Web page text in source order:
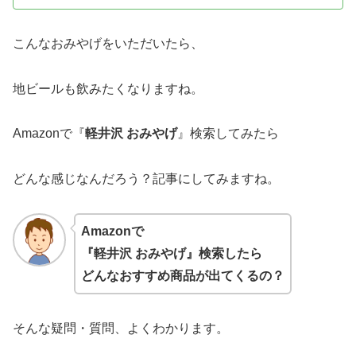
こんなおみやげをいただいたら、
地ビールも飲みたくなりますね。
Amazonで『 軽井沢 おみやげ』検索してみたら
どんな感じなんだろう？記事にしてみますね。
Amazonで
『軽井沢 おみやげ』検索したら
どんなおすすめ商品が出てくるの？
そんな疑問・質問、よくわかります。